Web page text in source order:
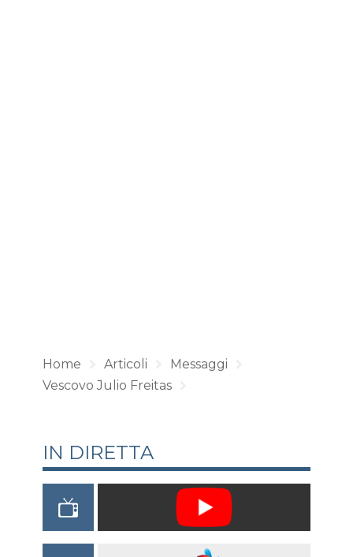
Home Articoli
Messaggi
Vescovo Julio Freitas
IN DIRETTA